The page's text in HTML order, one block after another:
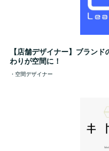
【店舗デザイナー】ブラン
わりが空間に！
・空間デザイナー